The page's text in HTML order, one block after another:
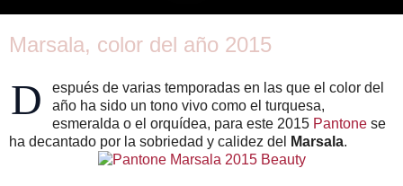
Marsala, color del año 2015
D
espués de varias temporadas en las que el color del
año ha sido un tono vivo como el turquesa,
esmeralda o el orquídea, para este 2015 Pantone se
ha decantado por la sobriedad y calidez del
Marsala.